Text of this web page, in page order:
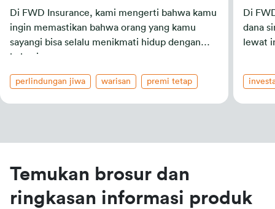
Di FWD Insurance, kami mengerti bahwa kamu
ingin memastikan bahwa orang yang kamu
sayangi bisa selalu menikmati hidup dengan
bahagia.
perlindungan jiwa warisan premi tetap
Di
dana
lewat
Temukan brosur dan
ringkasan informasi produk